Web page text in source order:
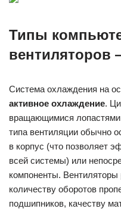
Типы
вентиляторов
Система охлаждения на
активное охлаждение.
вращающимися лопастями
типа вентиляции обычно
в корпус (что позволяет
всей системы) или
компоненты. Вентиляторы
количеству оборотов
подшипников, качеству